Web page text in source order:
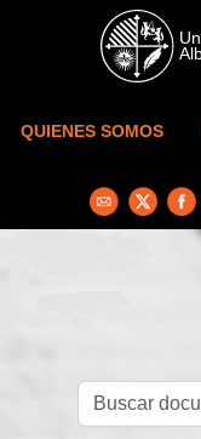
Skip to main content
QUIENES SOMOS